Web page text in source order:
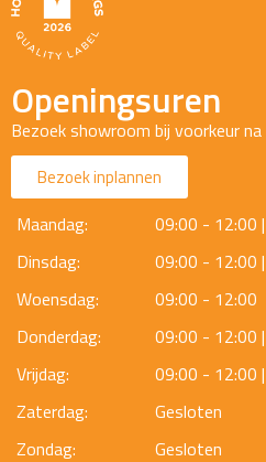
Openingsuren
Bezoek showroom bij voorkeur
Bezoek inplannen
Maandag:
09:00 - 12:00
Dinsdag:
09:00 - 12:00
Woensdag:
09:00 - 12:00
Donderdag:
09:00 - 12:00
Vrijdag:
09:00 - 12:00
Zaterdag:
Gesloten
Zondag:
Gesloten